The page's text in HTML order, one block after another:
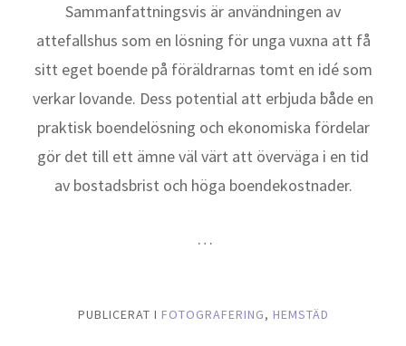
Sammanfattningsvis är användningen av
attefallshus som en lösning för unga vuxna att få
sitt eget boende på föräldrarnas tomt en idé som
verkar lovande. Dess potential att erbjuda både en
praktisk boendelösning och ekonomiska fördelar
gör det till ett ämne väl värt att överväga i en tid
av bostadsbrist och höga boendekostnader.
…
PUBLICERAT I FOTOGRAFERING, HEMSTÄD